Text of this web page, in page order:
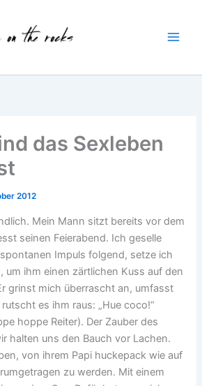
das Sexleben
2012
Mein Mann sitzt bereits vor dem
seinen Feierabend. Ich geselle
Impuls folgend, setze ich
um ihm einen zärtlichen Kuss auf den
grinst mich überrascht an, umfasst
es ihm raus: „Hue coco!“
hoppe Reiter). Der Zauber des
halten uns den Bauch vor Lachen.
von ihrem Papi huckepack wie auf
zu werden. Mit einem